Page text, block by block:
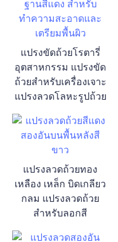
แปรงขัดถ้วยโรตารี่
อุตสาหกรรม แปรงขัด
ถ้วยสำหรับเครื่องเจาะ
แปรงลวดโลหะรูปถ้วย
แปรงลวดถ้วยทอง
เหลือง เหล็ก บิดเกลียว
กลม แปรงลวดถ้วย
สำหรับลอกสี